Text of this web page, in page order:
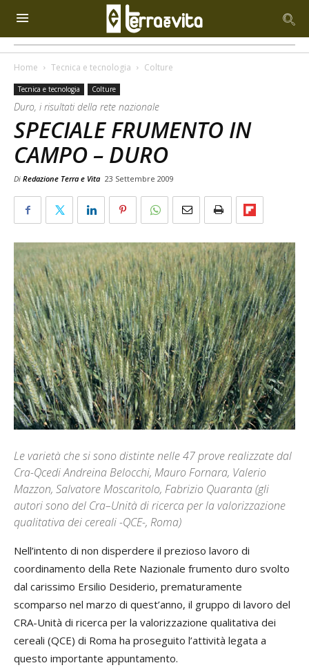
Home Tecnica e tecnologia Colture
Tecnica e tecnologia Colture
Duro, i risultati della rete nazionale
SPECIALE FRUMENTO IN
CAMPO – DURO
Di Redazione Terra e Vita 23 Settembre 2009
Le varietà che si sono distinte nelle 47 prove realizzate dal
Cra-Qcedi Andreina Belocchi, Mauro Fornara, Valerio
Mazzon, Salvatore Moscaritolo, Fabrizio Quaranta (gli
autori sono del Cra–Unità di ricerca per la valorizzazione
qualitativa dei cereali -QCE-, Roma)
Nell’intento di non disperdere il prezioso lavoro di
coordinamento della Rete Nazionale frumento duro svolto
dal carissimo Ersilio Desiderio, prematuramente
scomparso nel marzo di quest’anno, il gruppo di lavoro del
CRA-Unità di ricerca per la valorizzazione qualitativa dei
cereali (QCE) di Roma ha proseguito l’attività legata a
questo importante appuntamento.